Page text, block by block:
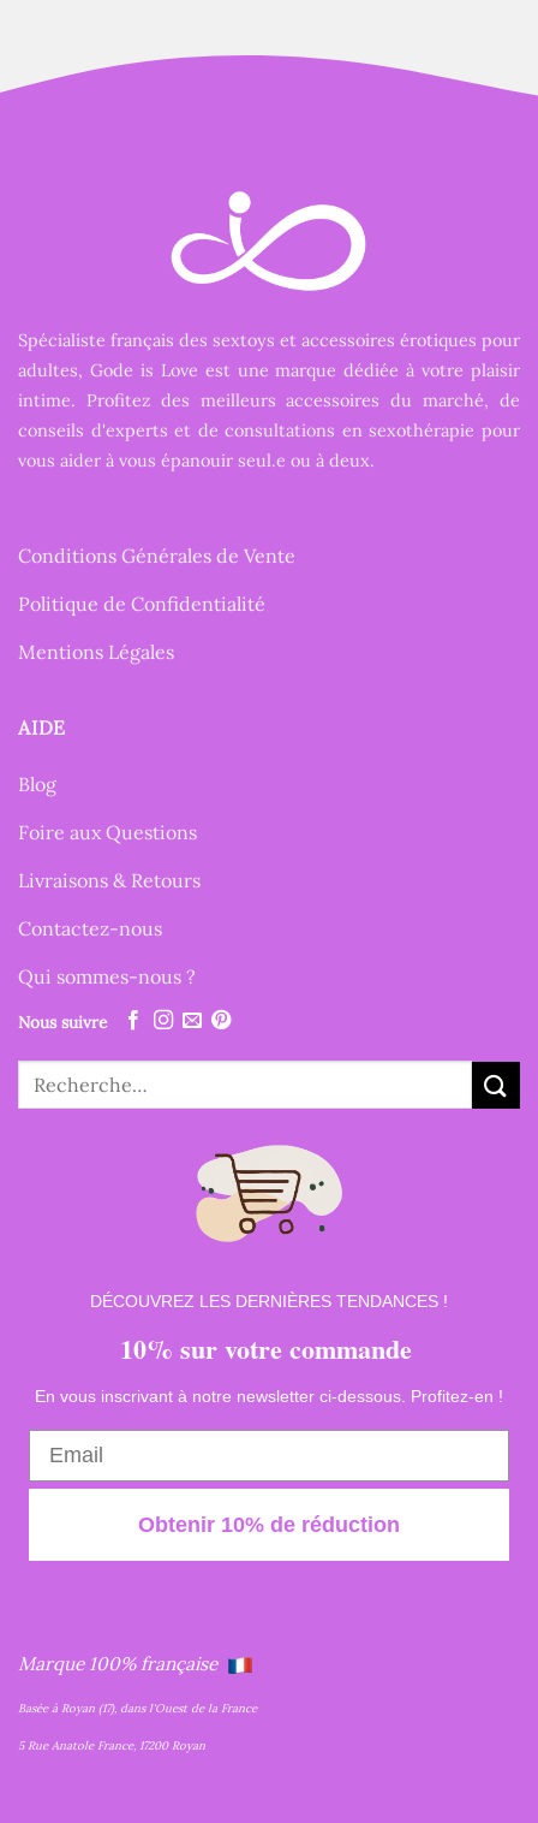
Spécialiste français des sextoys et accessoires érotiques pour
adultes, Gode is Love est une marque dédiée à votre plaisir
intime. Profitez des meilleurs accessoires du marché, de
conseils d'experts et de consultations en sexothérapie pour
vous aider à vous épanouir seul.e ou à deux.
Conditions Générales de Vente
Politique de Confidentialité
Mentions Légales
AIDE
Blog
Foire aux Questions
Livraisons & Retours
Contactez-nous
Qui sommes-nous ?
Nous suivre
Recherche
DÉCOUVREZ LES DERNIÈRES TENDANCES !
10% sur votre commande
En vous inscrivant à notre newsletter ci-dessous. Profitez-en !
Obtenir 10% de réduction
Marque 100% française
Basée à Royan (17), dans l'Ouest de la France
5 Rue Anatole France, 17200 Royan